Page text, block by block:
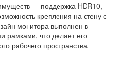
— поддержка HDR10,
крепления на стену с
монитора выполнен в
рамками, что делает его
рабочего пространства.